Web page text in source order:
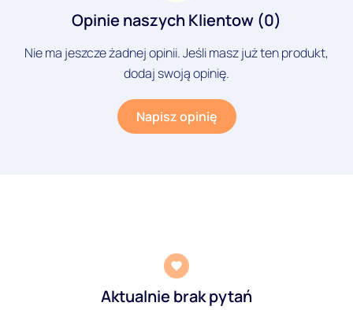
Opinie naszych Klientow (0)
Nie ma jeszcze żadnej opinii. Jeśli masz już ten produkt,
dodaj swoją opinię.
Napisz opinię
Aktualnie brak pytań